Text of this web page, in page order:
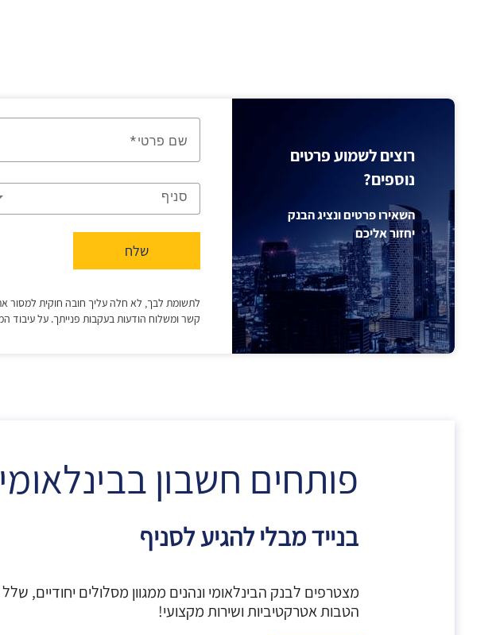
פותחים חשבון בבינלאומי
בנייד מבלי להגיע לסניף
מצטרפים לבנק הבינלאומי ונהנים ממגוון מסלולים יחודיים, שלל
הטבות אטרקטיביות ושירות מקצועי!